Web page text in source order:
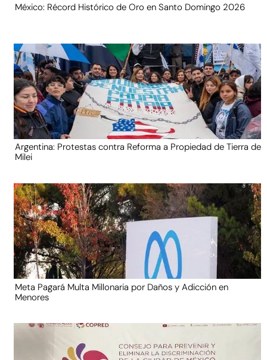
México: Récord Histórico de Oro en Santo Domingo 2026
Argentina: Protestas contra Reforma a Propiedad de Tierra de
Milei
Meta Pagará Multa Millonaria por Daños y Adicción en
Menores